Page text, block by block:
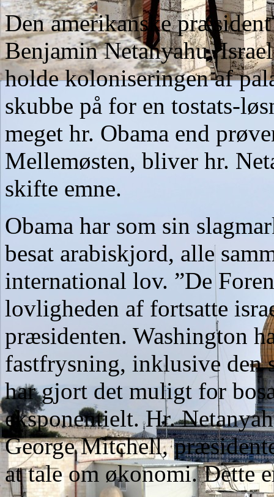
Den amerikanske
Benjamin Netanyahu,
holde koloniseringen af
skubbe på for en tostats-
meget hr. Obama end
Mellemøsten, bliver hr.
skifte emne.
Obama har som sin
besat arabiskjord, alle
international lov. ”De
lovligheden af fortsatte
præsidenten. Washington
fastfrysning, inklusive den
har gjort det muligt for
eksponentielt. Hr.
George Mitchell,
at tale om økonomi. Dette